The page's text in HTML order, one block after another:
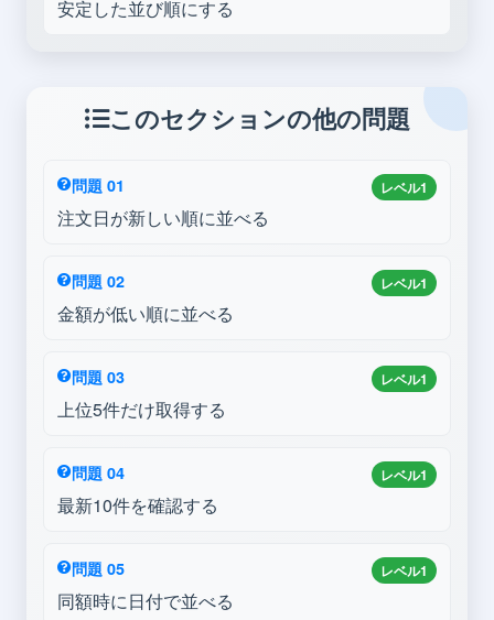
安定した並び順にする
このセクションの他の問題
レベル1
問題 01
注文日が新しい順に並べる
レベル1
問題 02
金額が低い順に並べる
レベル1
問題 03
上位5件だけ取得する
レベル1
問題 04
最新10件を確認する
レベル1
問題 05
同額時に日付で並べる